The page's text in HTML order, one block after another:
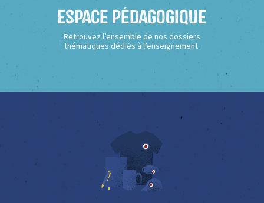
Espace Pédagogique
Retrouvez l’ensemble de nos dossiers
thématiques dédiés à l’enseignement.